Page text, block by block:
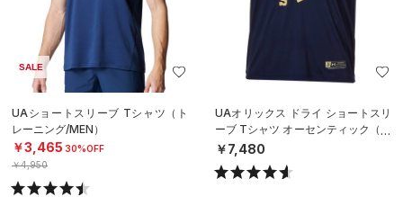
SALE
UAショートスリーブ Tシャツ（ト
レーニング/MEN）
￥3,465 30%OFF
￥4,950
UAオリックス ドライ ショートスリ
ーブ Tシャツ オーセンティック（ベ
ースボール/MEN）
￥7,480